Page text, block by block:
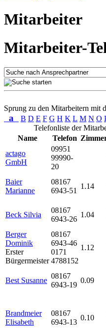
Mitarbeiter
Mitarbeiter-
Sprung zu den Mitarbeitern mit
a B D E F G H K L M N O
Telefonliste der
Name
Telefon
actago
GmbH
09951
99990-
20
Baier
Marianne
08167
6943-51
1.14
Beck Silvia
08167
6943-26
1.04
Berger
Dominik
Erster
Bürgermeister
08167
6943-46
0171
4788152
1.12
Best Susanne
08167
6943-19
0.09
Brandmeier
Elisabeth
08167
6943-13
0.10